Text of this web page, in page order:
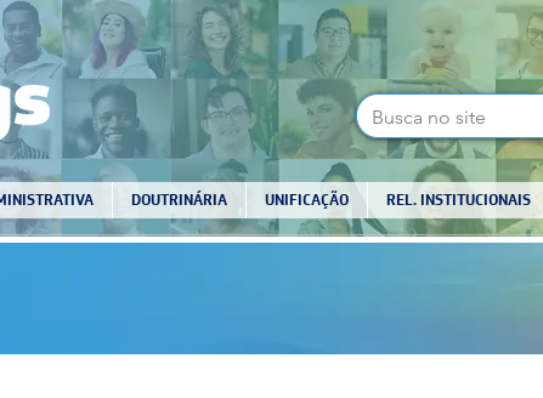
DOUTRINÁRIA UNIFICAÇÃO REL. INSTITUCIONAIS